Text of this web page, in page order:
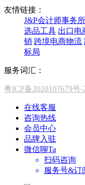
友情链接：
J&P会计师事务所
选品工具 出口电
销 跨境电商物流
标局
服务词汇：
粤ICP备2020107679号-
在线客服
咨询热线
会员中心
品牌入驻
微信聊Ta
扫码咨询
服务号&订